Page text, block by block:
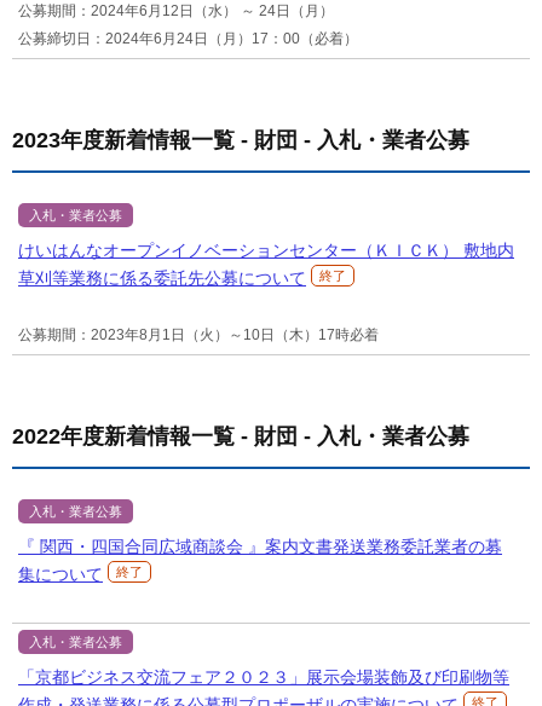
公募期間：2024年6月12日（水） ～ 24日（月）
公募締切日：2024年6月24日（月）17：00（必着）
2023年度新着情報一覧 - 財団 - 入札・業者公募
入札・業者公募
けいはんなオープンイノベーションセンター（ＫＩＣＫ） 敷地内
草刈等業務に係る委託先公募について
終了
公募期間：2023年8月1日（火）～10日（木）17時必着
2022年度新着情報一覧 - 財団 - 入札・業者公募
入札・業者公募
『 関西・四国合同広域商談会 』案内文書発送業務委託業者の募
集について
終了
入札・業者公募
「京都ビジネス交流フェア２０２３」展示会場装飾及び印刷物等
終了